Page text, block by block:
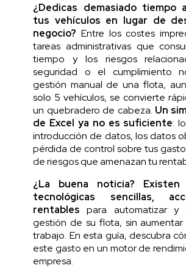
¿Dedicas demasiado tiempo
tus vehículos en lugar de
negocio? Entre los costes
tareas administrativas que
tiempo y los riesgos
seguridad o el cumplimiento
gestión manual de una flota,
solo 5 vehículos, se convierte
un quebradero de cabeza. Un
de Excel ya no es suficiente:
introducción de datos, los datos
pérdida de control sobre tus
de riesgos que amenazan tu
¿La buena noticia? Existen
tecnológicas sencillas,
rentables para automatizar y
gestión de su flota, sin
trabajo. En esta guía, descubra
este gasto en un motor de
empresa.